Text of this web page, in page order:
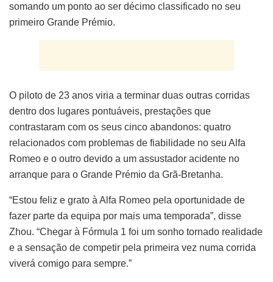
somando um ponto ao ser décimo classificado no seu
primeiro Grande Prémio.
O piloto de 23 anos viria a terminar duas outras corridas
dentro dos lugares pontuáveis, prestações que
contrastaram com os seus cinco abandonos: quatro
relacionados com problemas de fiabilidade no seu Alfa
Romeo e o outro devido a um assustador acidente no
arranque para o Grande Prémio da Grã-Bretanha.
“Estou feliz e grato à Alfa Romeo pela oportunidade de
fazer parte da equipa por mais uma temporada”, disse
Zhou. “Chegar à Fórmula 1 foi um sonho tornado realidade
e a sensação de competir pela primeira vez numa corrida
viverá comigo para sempre.”